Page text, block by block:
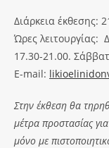
Διάρκεια έκθεσης:
Ώρες λειτουργίας:
17.30-21.00.
Ε-mail:
Στην έκθεση θα
μέτρα προστασίας
μόνο με